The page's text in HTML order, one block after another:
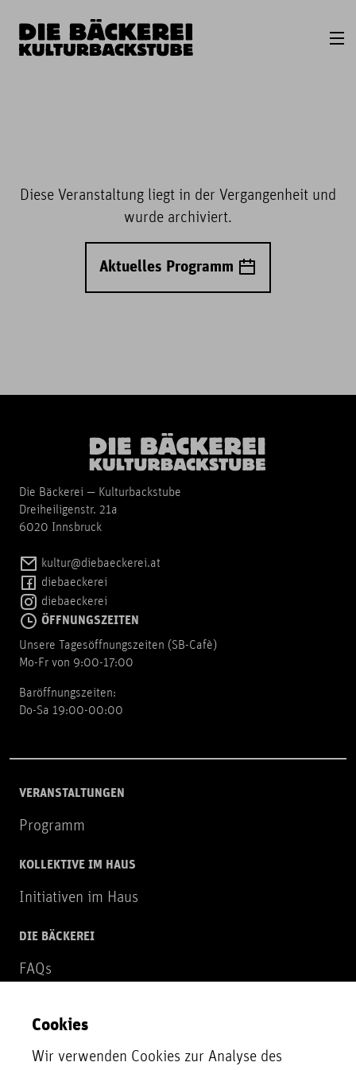
Diese Veranstaltung liegt in der Vergangenheit und
wurde archiviert.
Aktuelles Programm
Die Bäckerei — Kulturbackstube
Dreiheiligenstr. 21a
6020 Innsbruck
kultur@diebaeckerei.at
diebaeckerei
diebaeckerei
ÖFFNUNGSZEITEN
Unsere Tagesöffnungszeiten (SB-Cafè)
Mo-Fr von 9:00-17:00
Baröffnungszeiten:
Do-Sa 19:00-00:00
VERANSTALTUNGEN
Programm
KOLLEKTIVE IM HAUS
Initiativen im Haus
DIE BÄCKEREI
FAQs
NEWSLETTER
Zur Newsletter Anmeldung
Cookies
Wir verwenden Cookies zur Analyse des